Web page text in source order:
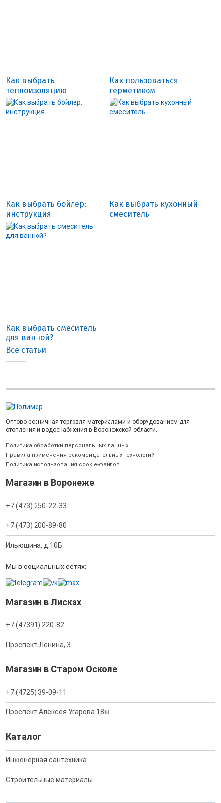
Как выбрать
теплоизоляцию
Как пользоваться
герметиком
Как выбрать бойлер:
инструкция
Как выбрать кухонный
смеситель
Как выбрать смеситель
для ванной?
Все статьи
Оптово-розничная торговля материалами и оборудованием для
отопления и водоснабжения в Воронежской области.
Политика обработки персональных данных
Правила применения рекомендательных технологий
Политика использования cookie-файлов
Магазин в Воронеже
+7 (473) 250-22-33
+7 (473) 200-89-80
Ильюшина, д.10Б
Мы в социальных сетях:
Магазин в Лисках
+7 (47391) 220-82
Проспект Ленина, 3
Магазин в Старом Осколе
+7 (4725) 39-09-11
Проспект Алексея Угарова 18ж
Каталог
Инженерная сантехника
Строительные материалы